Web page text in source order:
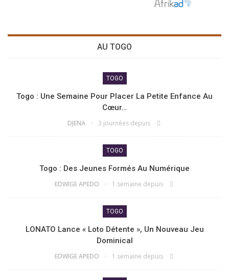
AU TOGO
TOGO
Togo : Une Semaine Pour Placer La Petite Enfance Au
Cœur…
DJENA 3 journées depuis
TOGO
Togo : Des Jeunes Formés Au Numérique
EDWIGE APEDO 1 semaine depuis
TOGO
LONATO Lance « Loto Détente », Un Nouveau Jeu
Dominical
EDWIGE APEDO 1 semaine depuis